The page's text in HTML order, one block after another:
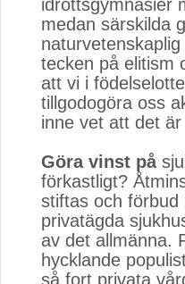
idrottsgymnasier
medan särskilda
tecken på elitism
att vi i
tillgodogöra oss
inne vet att det är
Göra vinst på
förkastligt?
stiftas och
privatägda
av det allmänna.
hycklande
så fort privata